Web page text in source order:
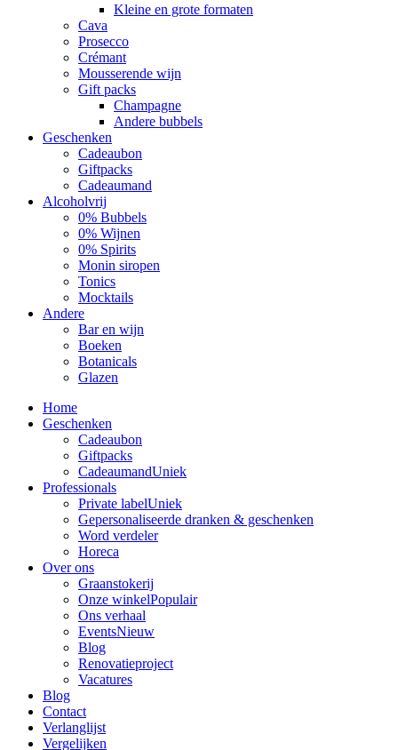
Kleine en grote formaten
Cava
Prosecco
Crémant
Mousserende wijn
Gift packs
Champagne
Andere bubbels
Geschenken
Cadeaubon
Giftpacks
Cadeaumand
Alcoholvrij
0% Bubbels
0% Wijnen
0% Spirits
Monin siropen
Tonics
Mocktails
Andere
Bar en wijn
Boeken
Botanicals
Glazen
Home
Geschenken
Cadeaubon
Giftpacks
CadeaumandUniek
Professionals
Private labelUniek
Gepersonaliseerde dranken & geschenken
Word verdeler
Horeca
Over ons
Graanstokerij
Onze winkelPopulair
Ons verhaal
EventsNieuw
Blog
Renovatieproject
Vacatures
Blog
Contact
Verlanglijst
Vergelijken